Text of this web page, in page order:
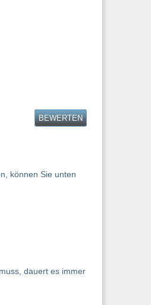
BEWERTEN
können Sie unten
dauert es immer